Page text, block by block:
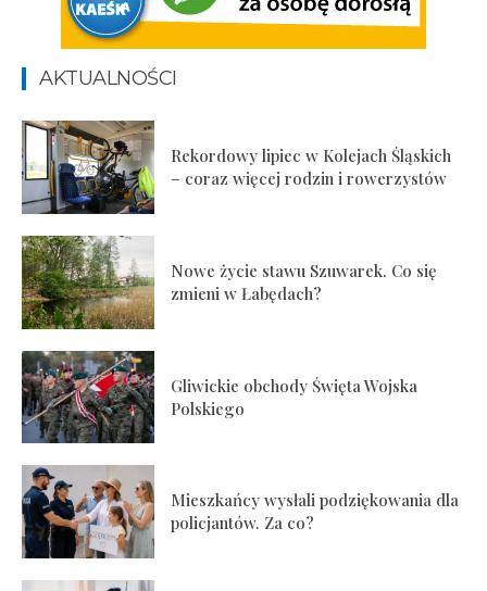
AKTUALNOŚCI
Rekordowy lipiec w Kolejach Śląskich
– coraz więcej rodzin i rowerzystów
Nowe życie stawu Szuwarek. Co się
zmieni w Łabędach?
Gliwickie obchody Święta Wojska
Polskiego
Mieszkańcy wysłali podziękowania dla
policjantów. Za co?